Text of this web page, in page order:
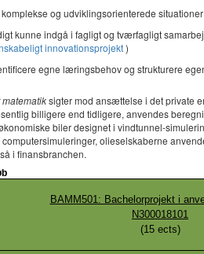
og udviklingsorienterede
kunne indgå i fagligt og tværfagligt
innovationsprojekt)
egne læringsbehov og strukturere
sigter mod ansættelse i det private
billigere end tidligere, anvendes
biler designet i vindtunnel-
olieselskaberne
i finansbranchen.
BAMM501: Bachelorprojekt i
N300018101
(15ects)